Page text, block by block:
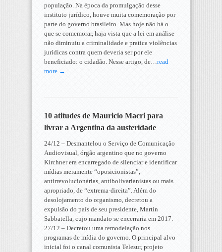
população. Na época da promulgação desse
instituto jurídico, houve muita comemoração por
parte do governo brasileiro. Mas hoje não há o
que se comemorar, haja vista que a lei em análise
não diminuiu a criminalidade e pratica violências
jurídicas contra quem deveria ser por ele
beneficiado: o cidadão. Nesse artigo, de…read
more →
10 atitudes de Mauricio Macri para
livrar a Argentina da austeridade
24/12 – Desmantelou o Serviço de Comunicação
Audiovisual, órgão argentino que no governo
Kirchner era encarregado de silenciar e identificar
mídias meramente “oposicionistas”,
antirrevolucionárias, antibolivarianistas ou mais
apropriado, de “extrema-direita”. Além do
desolojamento do organismo, decretou a
expulsão do país de seu presidente, Martin
Sabbatella, cujo mandato se encerraria em 2017.
27/12 – Decretou uma remodelação nos
programas de mídia do governo. O principal alvo
inicial foi o canal comunista Telesur, projeto